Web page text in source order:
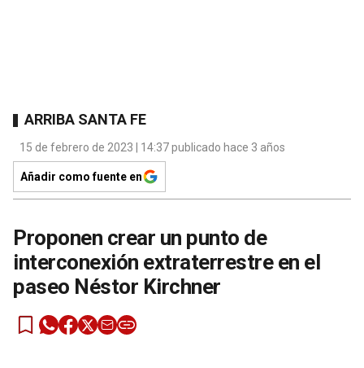
ARRIBA SANTA FE
15 de febrero de 2023 | 14:37 publicado hace 3 años
Añadir como fuente en
Proponen crear un punto de
interconexión extraterrestre en el
paseo Néstor Kirchner